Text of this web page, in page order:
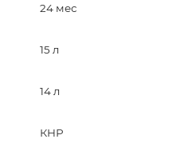
24 мес
15 л
14 л
КНР